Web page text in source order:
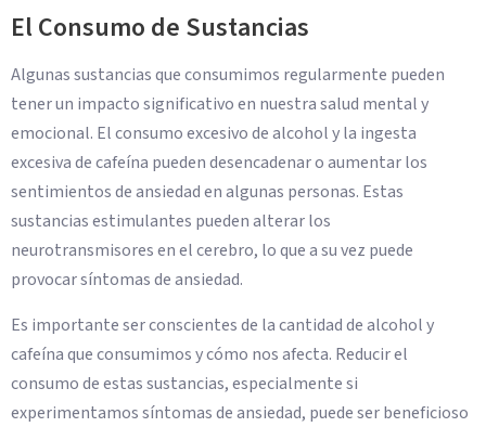
El Consumo de Sustancias
Algunas sustancias que consumimos regularmente pueden
tener un impacto significativo en nuestra salud mental y
emocional. El consumo excesivo de alcohol y la ingesta
excesiva de cafeína pueden desencadenar o aumentar los
sentimientos de ansiedad en algunas personas. Estas
sustancias estimulantes pueden alterar los
neurotransmisores en el cerebro, lo que a su vez puede
provocar síntomas de ansiedad.
Es importante ser conscientes de la cantidad de alcohol y
cafeína que consumimos y cómo nos afecta. Reducir el
consumo de estas sustancias, especialmente si
experimentamos síntomas de ansiedad, puede ser beneficioso